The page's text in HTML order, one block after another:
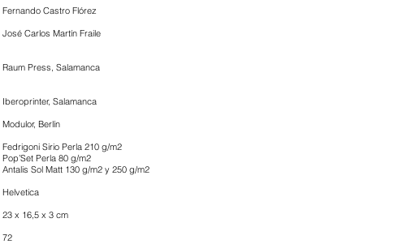
Fernando Castro Flórez
José Carlos Martín Fraile
Raum Press, Salamanca
Iberoprinter, Salamanca
Modulor, Berlín
Fedrigoni Sirio Perla 210 g/m2
Pop’Set Perla 80 g/m2
Antalis Sol Matt 130 g/m2 y 250 g/m2
Helvetica
23 x 16,5 x 3 cm
72